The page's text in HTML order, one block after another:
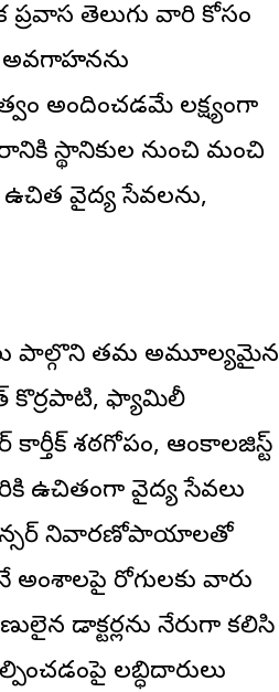
తెలుగు వారి కోసం
అందించడమే లక్ష్యంగా
స్థానికుల నుంచి మంచి
ఉచిత వైద్య సేవలను,
పాల్గొని తమ అమూల్యమైన
కొర్రపాటి, ఫ్యామిలీ
శఠగోపం, ఆంకాలజిస్ట్
ఉచితంగా వైద్య సేవలు
క్యాన్సర్ నివారణోపాయాలతో
రోగులకు వారు
డాక్టర్లను నేరుగా కలిసి
లబ్ధిదారులు